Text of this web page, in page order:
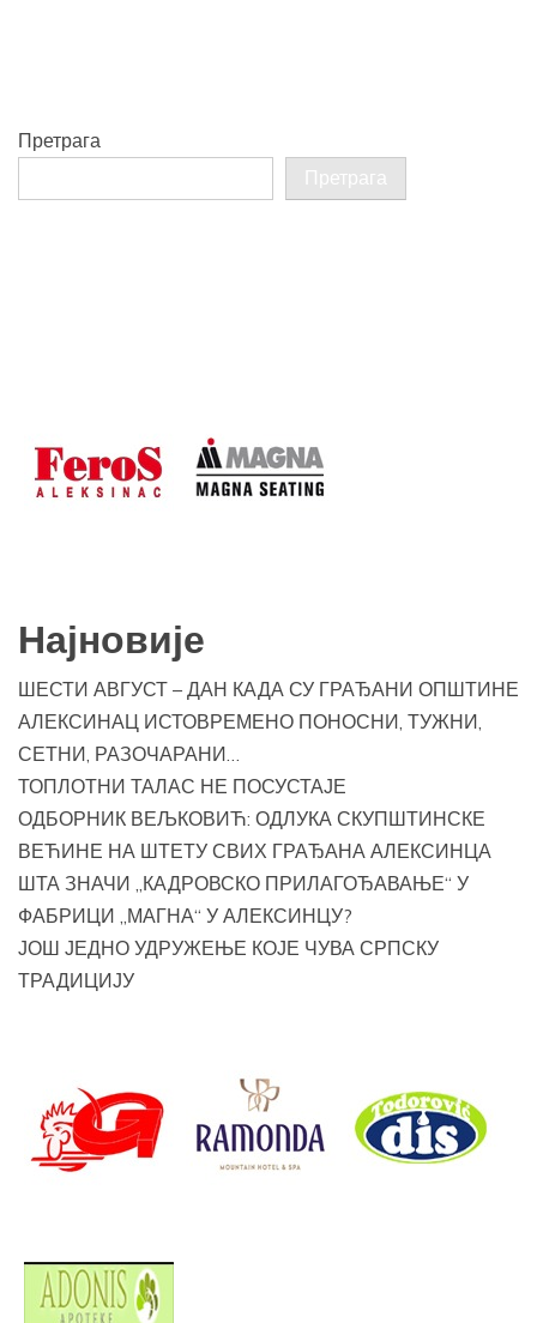
Претрага
Претрага
Најновије
ШЕСТИ АВГУСТ – ДАН КАДА СУ ГРАЂАНИ ОПШТИНЕ
АЛЕКСИНАЦ ИСТОВРЕМЕНО ПОНОСНИ, ТУЖНИ,
СЕТНИ, РАЗОЧАРАНИ…
ТОПЛОТНИ ТАЛАС НЕ ПОСУСТАЈЕ
ОДБОРНИК ВЕЉКОВИЋ: ОДЛУКА СКУПШТИНСКЕ
ВЕЋИНЕ НА ШТЕТУ СВИХ ГРАЂАНА АЛЕКСИНЦА
ШТА ЗНАЧИ „КАДРОВСКО ПРИЛАГОЂАВАЊЕ“ У
ФАБРИЦИ „МАГНА“ У АЛЕКСИНЦУ?
ЈОШ ЈЕДНО УДРУЖЕЊЕ КОЈЕ ЧУВА СРПСКУ
ТРАДИЦИЈУ